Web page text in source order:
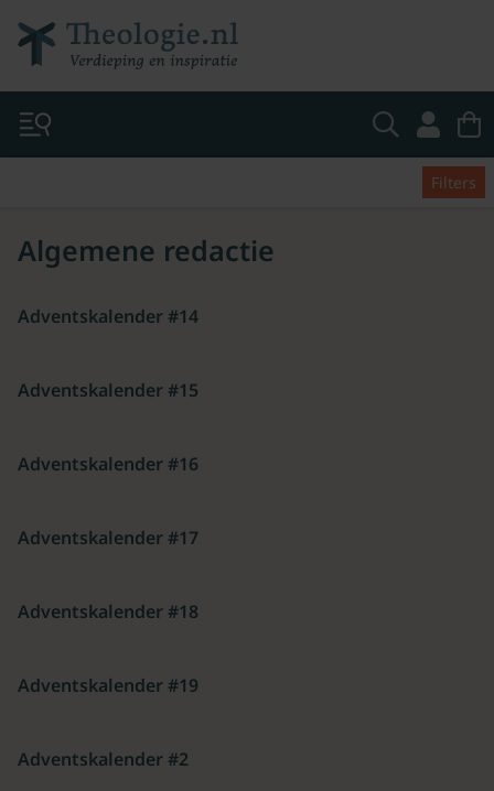
Filters
Algemene redactie
Adventskalender #14
Adventskalender #15
Adventskalender #16
Adventskalender #17
Adventskalender #18
Adventskalender #19
Adventskalender #2